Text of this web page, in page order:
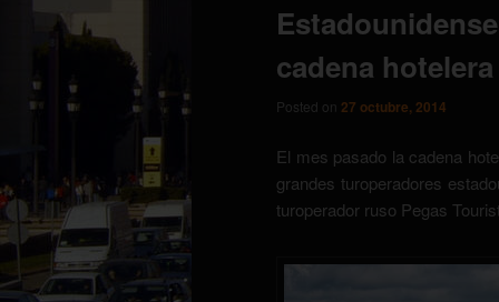
cadena
Posted on 27 octubre, 2014
El mes pasado la cadena
grandes turoperadores
turoperador ruso Pegas